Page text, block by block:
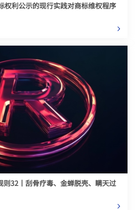
权利公示的现行实践对商标维权程序
则32丨刮骨疗毒、金蝉脱壳、瞒天过